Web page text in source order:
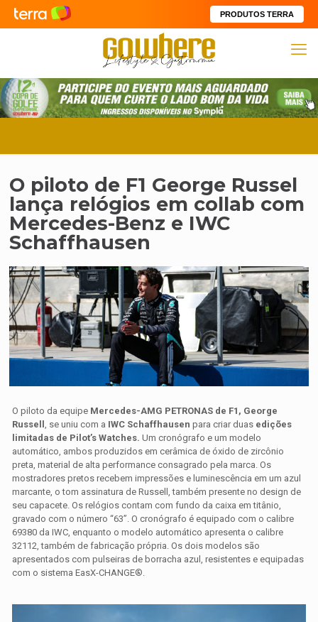
PRODUTOS TERRA
O piloto de F1 George Russel
lança relógios em collab com
Mercedes-Benz e IWC
Schaffhausen
O piloto da equipe Mercedes-AMG PETRONAS de F1, George
Russell, se uniu com a IWC Schaffhausen para criar duas edições
limitadas de Pilot’s Watches. Um cronógrafo e um modelo
automático, ambos produzidos em cerâmica de óxido de zircônio
preta, material de alta performance consagrado pela marca. Os
mostradores pretos recebem impressões e luminescência em um azul
marcante, o tom assinatura de Russell, também presente no design de
seu capacete. Os relógios contam com fundo da caixa em titânio,
gravado com o número “63”. O cronógrafo é equipado com o calibre
69380 da IWC, enquanto o modelo automático apresenta o calibre
32112, também de fabricação própria. Os dois modelos são
apresentados com pulseiras de borracha azul, resistentes e equipadas
com o sistema EasX-CHANGE®.